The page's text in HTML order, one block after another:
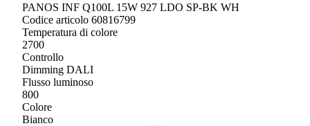
PANOS INF Q100L 15W 927 LDO SP-BK WH
Codice articolo 60816799
Temperatura di colore
2700
Controllo
Dimming DALI
Flusso luminoso
800
Colore
Bianco